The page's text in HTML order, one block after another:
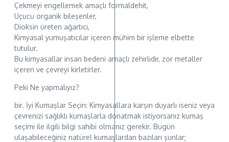
Çekmeyi engellemek amaçlı formaldehit,
Uçucu organik bileşenler,
Dioksin üreten ağartıcı,
Kimyasal yumuşatıcılar içeren mühim bir işleme elbette
tutulur.
Bu kimyasallar insan bedeni amaçlı zehirlidir, zor metaller
içeren ve çevreyi kirletirler.
Peki Ne yapmalıyız?
bir. İyi Kumaşlar Seçin: Kimyasallara karşın duyarlı iseniz veya
çevrenizi sağlıklı kumaşlarla donatmak istiyorsanız kumaş
seçimi ile ilgili bilgi sahibi olmanız gerekir. Bugün
ulaşabileceğiniz natürel kumaşlardan bazıları şunlar;